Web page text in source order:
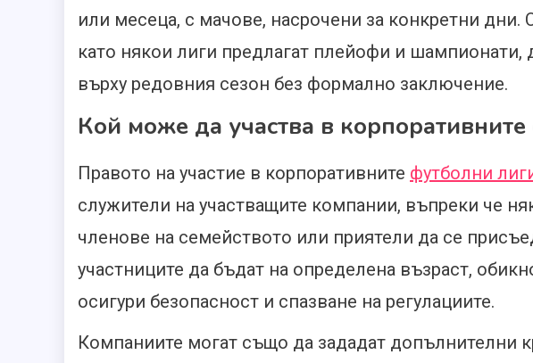
или месеца, с мачове, насрочени за конкретни дни.
като някои лиги предлагат плейофи и шампионати,
върху редовния сезон без формално заключение.
Кой може да участва в
Правото на участие в корпоративните футболни
служители на участващите компании, въпреки че
членове на семейството или приятели да се
участниците да бъдат на определена възраст,
осигури безопасност и спазване на регулациите.
Компаниите могат също да зададат допълнителни